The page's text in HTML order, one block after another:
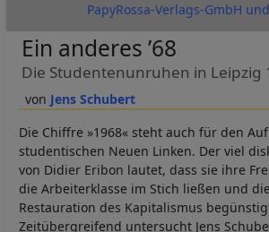
PapyRossa-Verlags-GmbH
Jens Schubert
Ein anderes ’68
Die Studentenunruhen in Leipzig
Die Chiffre »1968« steht auch für den
studentischen Neuen Linken. Der viel
von Didier Eribon lautet, dass sie ihre
die Arbeiterklasse im Stich ließen und
Restauration des Kapitalismus
Zeitübergreifend untersucht Jens